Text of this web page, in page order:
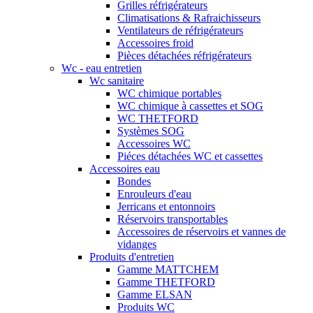
Grilles réfrigérateurs
Climatisations & Rafraichisseurs
Ventilateurs de réfrigérateurs
Accessoires froid
Pièces détachées réfrigérateurs
Wc - eau entretien
Wc sanitaire
WC chimique portables
WC chimique à cassettes et SOG
WC THETFORD
Systèmes SOG
Accessoires WC
Piéces détachées WC et cassettes
Accessoires eau
Bondes
Enrouleurs d'eau
Jerricans et entonnoirs
Réservoirs transportables
Accessoires de réservoirs et vannes de
vidanges
Produits d'entretien
Gamme MATTCHEM
Gamme THETFORD
Gamme ELSAN
Produits WC